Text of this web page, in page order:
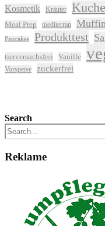
Kosmetik Kräuter
Meal Prep mediterran
Pancakes Produkttest
tierversuchsfrei Vanille
Vorspeise zuckerfrei
Search
Reklame